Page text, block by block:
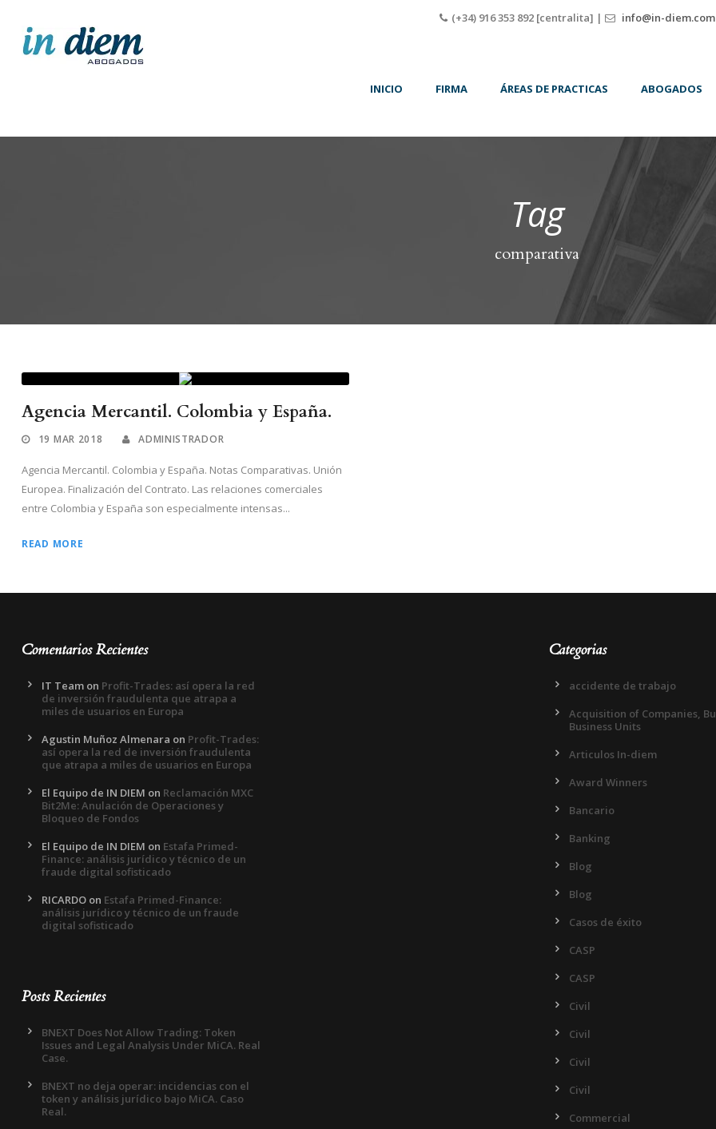
(+34) 916 353 892 [centralita] | info@in-diem.com
INICIO FIRMA ÁREAS DE PRACTICAS ABOGADOS
Tag
comparativa
Agencia Mercantil. Colombia y España.
19 MAR 2018 ADMINISTRADOR
Agencia Mercantil. Colombia y España. Notas Comparativas. Unión
Europea. Finalización del Contrato. Las relaciones comerciales
entre Colombia y España son especialmente intensas...
READ MORE
Comentarios Recientes
IT Team on Profit-Trades: así opera la red
de inversión fraudulenta que atrapa a
miles de usuarios en Europa
Agustin Muñoz Almenara on Profit-Trades:
así opera la red de inversión fraudulenta
que atrapa a miles de usuarios en Europa
El Equipo de IN DIEM on Reclamación MXC
Bit2Me: Anulación de Operaciones y
Bloqueo de Fondos
El Equipo de IN DIEM on Estafa Primed-
Finance: análisis jurídico y técnico de un
fraude digital sofisticado
RICARDO on Estafa Primed-Finance:
análisis jurídico y técnico de un fraude
digital sofisticado
Posts Recientes
BNEXT Does Not Allow Trading: Token
Issues and Legal Analysis Under MiCA. Real
Case.
BNEXT no deja operar: incidencias con el
token y análisis jurídico bajo MiCA. Caso
Real.
Categorias
accidente de trabajo
Acquisition of Companies,
Business Units
Articulos In-diem
Award Winners
Bancario
Banking
Blog
Blog
Casos de éxito
CASP
CASP
Civil
Civil
Civil
Civil
Commercial